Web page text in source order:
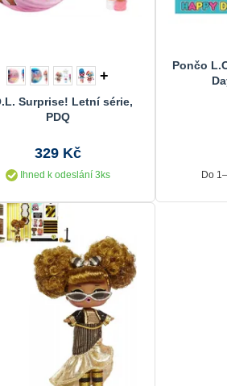
+
Surprise! Letní série,
PDQ
329 Kč
Ihned k odeslání 3ks
Pončo
Do